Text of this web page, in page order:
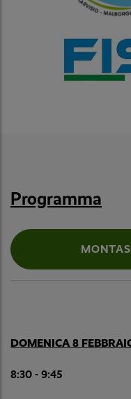
Programma
DOMENICA 8
8:30 - 9:45